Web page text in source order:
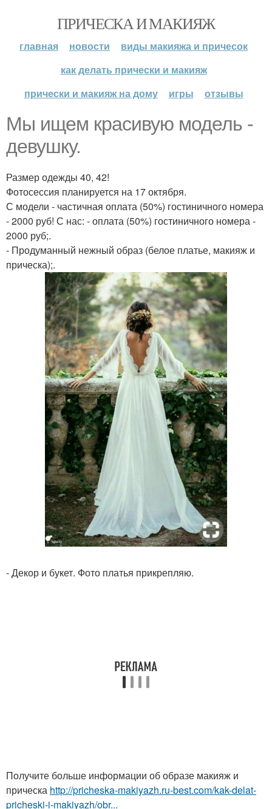
ПРИЧЕСКА И МАКИЯЖ
главная новости
виды макияжа и причесок
как делать прически и макияж
прически и макияж на дому
игры отзывы
Мы ищем красивую модель -
девушку.
Размер одежды 40, 42!
Фотосессия планируется на 17 октября.
С модели - частичная оплата (50%) гостиничного номера
- 2000 руб! С нас: - оплата (50%) гостиничного номера -
2000 руб;.
- Продуманный нежный образ (белое платье, макияж и
прическа);.
- Декор и букет. Фото платья прикрепляю.
Получите больше информации об образе макияж и
прическа http://pricheska-makiyazh.ru-best.com/kak-delat-
pricheski-i-makiyazh/obr...